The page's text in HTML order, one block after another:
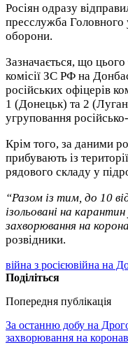
Росіян одразу
пресслужба Головного
оборони.
Зазначається, що
комісії ЗС РФ на
російських офіцерів
1 (Донецьк) та 2
угруповання
Крім того, за даними
прибувають із
рядового складу у
“Разом із тим, до 10
ізольовані на
захворювання на
розвідники.
війна з росієювійна на
Поділіться
Попередня публікація
За останню добу на
захворювання на